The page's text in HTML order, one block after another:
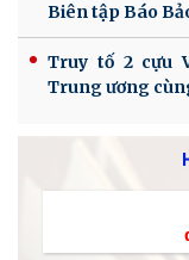
Biên tập Báo
Truy tố 2 cựu
Trung ương